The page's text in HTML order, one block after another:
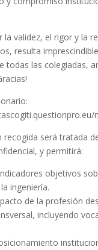
la validez, el rigor y la
resulta
todas las colegiadas,
recogida será tratada
y permitirá:
objetivos
ingeniería.
de la profesión
incluyendo